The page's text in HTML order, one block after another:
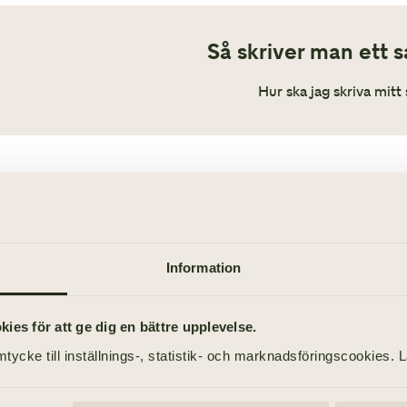
Information
för att ge dig en bättre upplevelse.
till inställnings-, statistik- och marknadsföringscookies.
Så skriver man ett
Hur ska jag skriva mitt
frågor om
svaren på de vanligaste frågorna om samboavtal.